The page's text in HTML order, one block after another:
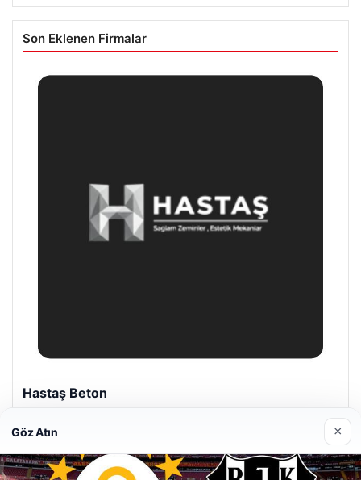
Son Eklenen Firmalar
Hastaş Beton
Göz Atın ×